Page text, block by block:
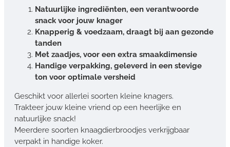
Natuurlijke ingrediënten, een verantwoorde
snack voor jouw knager
Knapperig & voedzaam, draagt bij aan gezonde
tanden
Met zaadjes, voor een extra smaakdimensie
Handige verpakking, geleverd in een stevige
ton voor optimale versheid
Geschikt voor allerlei soorten kleine knagers.
Trakteer jouw kleine vriend op een heerlijke en
natuurlijke snack!
Meerdere soorten knaagdierbroodjes verkrijgbaar
verpakt in handige koker.